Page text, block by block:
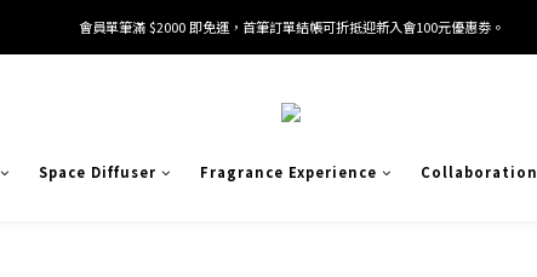
加入/驗證會員並綁定電話號碼，即可獲得百元購物金2張。
會員單筆滿 $2000 即免運，首筆訂單結帳可折抵迎新入會100元優惠劵。
Space Diffuser Fragrance Experience Collaboration